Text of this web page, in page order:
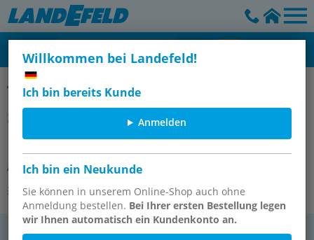
Willkommen bei Landefeld!
Ich bin bereits Kunde
Anmelden
Ich bin ein Neukunde
Sie können in unserem Online-Shop auch ohne
Anmeldung bestellen. Bei Ihrer ersten Bestellung legen
wir Ihnen automatisch ein Kundenkonto an.
Messanschlüsse mit Hydraulik-Dichtkegel, Steckanschluss
Steck-Messanschluss 30 S-
Dichtkegel
Artikelnummer: ME ST DKO 30 S
Andere Varianten des Artikels
MwSt.